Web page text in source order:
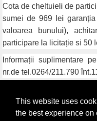
This website uses
the best experience on
Cota de cheltuieli de
sumei de 969 lei
valoarea bunului),
participare la licitație si 50
Informații suplimentare
nr.de tel.0264/211.790
‹ ÎNAPOI